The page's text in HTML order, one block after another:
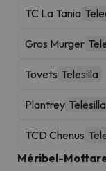
TC La Tania
Gros Murger
Tovets Telesilla
Plantrey Telesilla
TCD Chenus
Méribel-